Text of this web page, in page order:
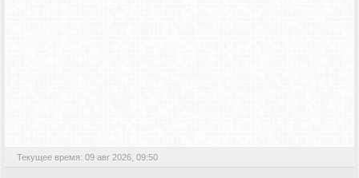
Текущее время: 09 авг 2026, 09:50